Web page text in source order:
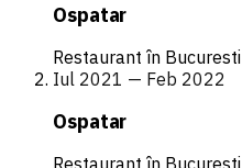
Ospatar
Restaurant în Bucuresti
Iul 2021 — Feb 2022
Ospatar
Restaurant în Bucuresti